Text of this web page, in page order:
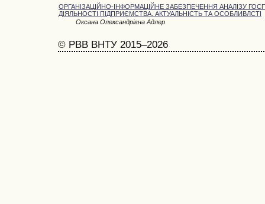
ОРГАНІЗАЦІЙНО-ІНФОРМАЦІЙНЕ ЗАБЕЗПЕЧЕННЯ АНАЛІЗУ
ДІЯЛЬНОСТІ ПІДПРИЄМСТВА. АКТУАЛЬНІСТЬ ТА ОСОБЛИВЛСТІ
Оксана Олександрівна Адлер
© РВВ ВНТУ 2015–2026